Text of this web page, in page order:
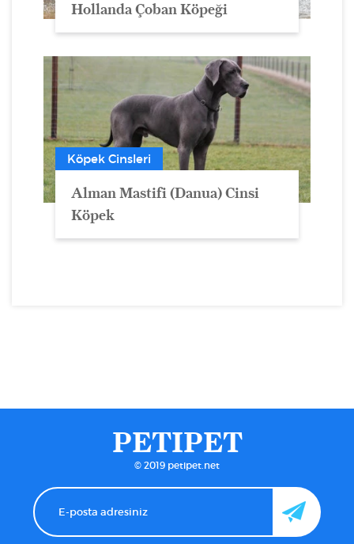
Hollanda Çoban Köpeği
Köpek Cinsleri
Alman Mastifi (Danua) Cinsi
Köpek
PETIPET
© 2019 petipet.net